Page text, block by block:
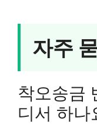
자주
착오송금
디서 하나